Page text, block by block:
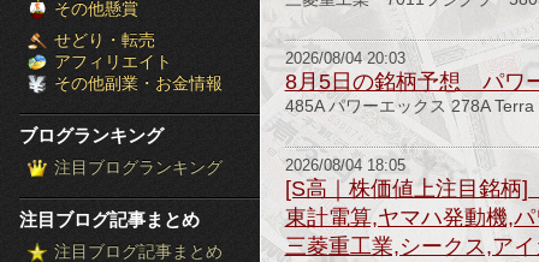
ロ
グ
ラ
ン
キ
ン
その他懸賞
せどり・転売
アフィリエイト
その他副業・お金情報
ブログランキング
注目ブログランキング
注目ブログ記事まとめ
注目ブログ記事まとめ
2026/08/04 20:03
8月5日の銘柄予想 パワ
485A パワーエックス 278A
2026/08/04 18:05
[S高｜株価値上注目銘柄
東計電算,ヤマハ発動機,
三菱重工業,シークス,ア